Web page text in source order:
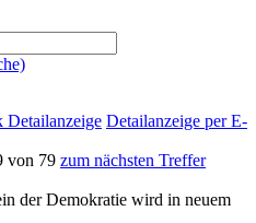
Detailanzeige Detailanzeige per E-
von 79 zum nächsten Treffer
wird in neuem